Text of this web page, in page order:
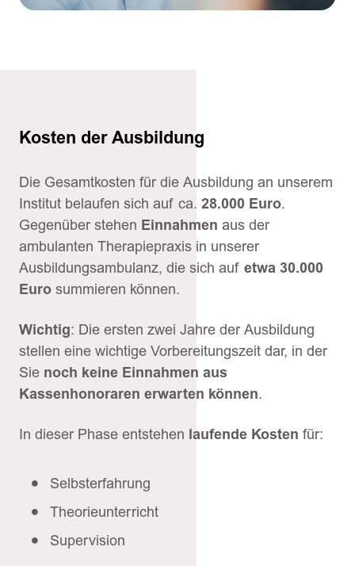
Kosten der Ausbildung
Die Gesamtkosten für die Ausbildung an unserem
Institut belaufen sich auf ca. 28.000 Euro.
Gegenüber stehen Einnahmen aus der
ambulanten Therapiepraxis in unserer
Ausbildungsambulanz, die sich auf etwa 30.000
Euro summieren können.
Wichtig: Die ersten zwei Jahre der Ausbildung
stellen eine wichtige Vorbereitungszeit dar, in der
Sie noch keine Einnahmen aus
Kassenhonoraren erwarten können.
In dieser Phase entstehen laufende Kosten für:
Selbsterfahrung
Theorieunterricht
Supervision